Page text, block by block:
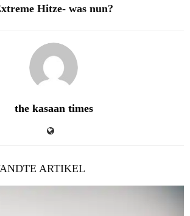
Hitze- was nun?
the kasaan times
ARTIKEL